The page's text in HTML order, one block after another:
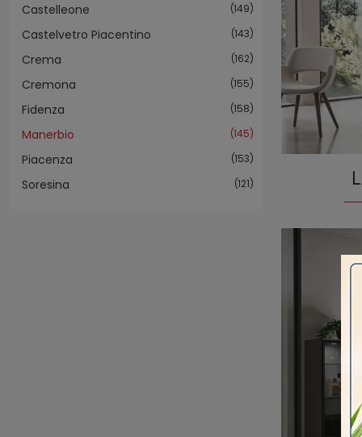
Castelleone 149
Castelvetro Piacentino 143
Crema 162
Cremona 155
Fidenza 158
Manerbio 145
Piacenza 153
Soresina 121